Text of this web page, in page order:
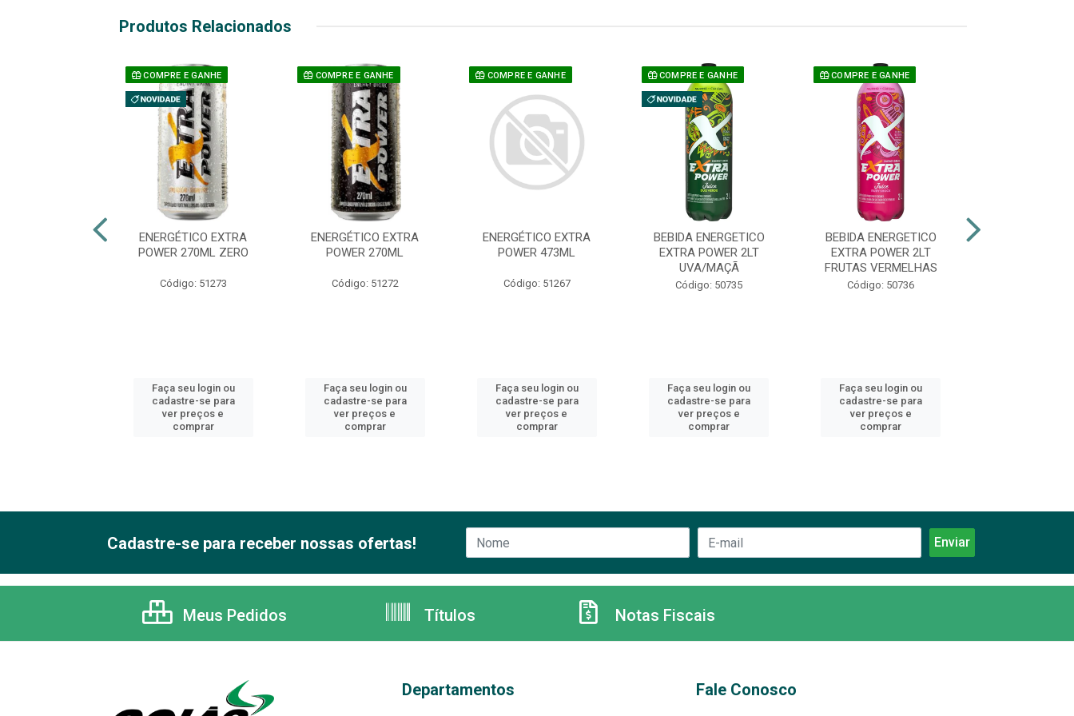
Produtos Relacionados
COMPRE E GANHE
ENERGÉTICO EXTRA
POWER 270ML ZERO
Código: 51273
Faça seu login ou
cadastre-se para
ver preços e
comprar
COMPRE E GANHE
ENERGÉTICO EXTRA
POWER 270ML
Código: 51272
Faça seu login ou
cadastre-se para
ver preços e
comprar
COMPRE E GANHE
ENERGÉTICO EXTRA
POWER 473ML
Código: 51267
Faça seu login ou
cadastre-se para
ver preços e
comprar
COMPRE E GANHE
BEBIDA ENERGETICO
EXTRA POWER 2LT
UVA/MAÇÃ
Código: 50735
Faça seu login ou
cadastre-se para
ver preços e
comprar
COMPRE E GANHE
BEBIDA ENERGETICO
EXTRA POWER 2LT
FRUTAS VERMELHAS
Código: 50736
Faça seu login ou
cadastre-se para
ver preços e
comprar
Cadastre-se para receber nossas ofertas!
Meus Pedidos Títulos Notas Fiscais
Departamentos Fale Conosco